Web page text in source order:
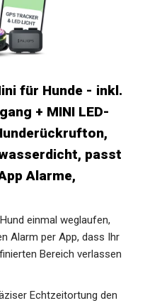
für Hunde - inkl.
+ MINI LED-
passt
Alarme,
einmal weglaufen,
Alarm per App, dass Ihr
Bereich verlassen
Echtzeitortung den